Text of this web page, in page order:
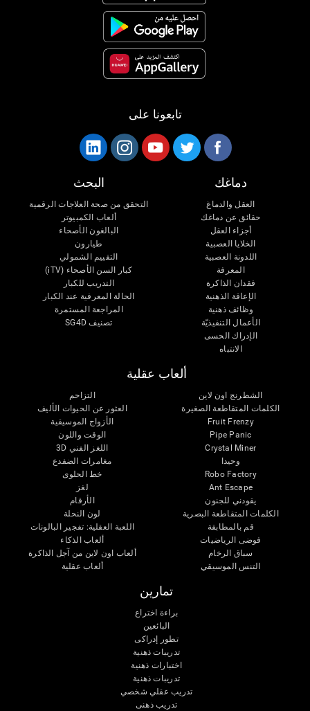
تابعونا على
دماغك
العقل والدماغ
حقائق عن دماغك
أجزاء العقل
الخلايا العصبية
اللدونة العصبية
المعرفة
فقدان الذاكرة
الإعاقة الذهنية
وظائف ذهنية
الأعمال التنفيذيّة
الإدراك الحسى
الانتباه
البحث
التحقق من صحة العلاجات الرقمية
ألعاب الكمبيوتر
البالغون الأصحاء
طيارون
التقييم الشمولي
كبار السن الأصحاء (iTV)
التدريب للكبار
الحالة المعرفية عند الكبار
المراجعة المستمرة
تصنيف SG4D
ألعاب عقلية
الشطرنج اون لاين
الكلمات المتقاطعة الصغيرة
Fruit Frenzy
Pipe Panic
Crystal Miner
وحيدا
Robo Factory
Ant Escape
يقودني للجنون
الكلمات المتقاطعة البصرية
قم بالمطابقة
فوضى الرياضيات
سباق الرخام
التنس الموسيقي
التزاحم
العثور عن الحيوات الأليف
الأزواج الموسيقية
الوقت واللون
اللغز الفني 3D
مغامرات الضفدع
خط الحلوى
لغز
الأرقام
لون النحلة
اللعبة العقلية: تفجير البالونات
ألعاب الذكاء
ألعاب اون لاين من آجل الذاكرة
ألعاب عقلية
تمارين
براءة اختراع
البائعين
تطور إدراكى
تدريبات ذهنية
اختبارات ذهنية
تدريبات ذهنية
تدريب عقلي شخصي
تدريب ذهنى